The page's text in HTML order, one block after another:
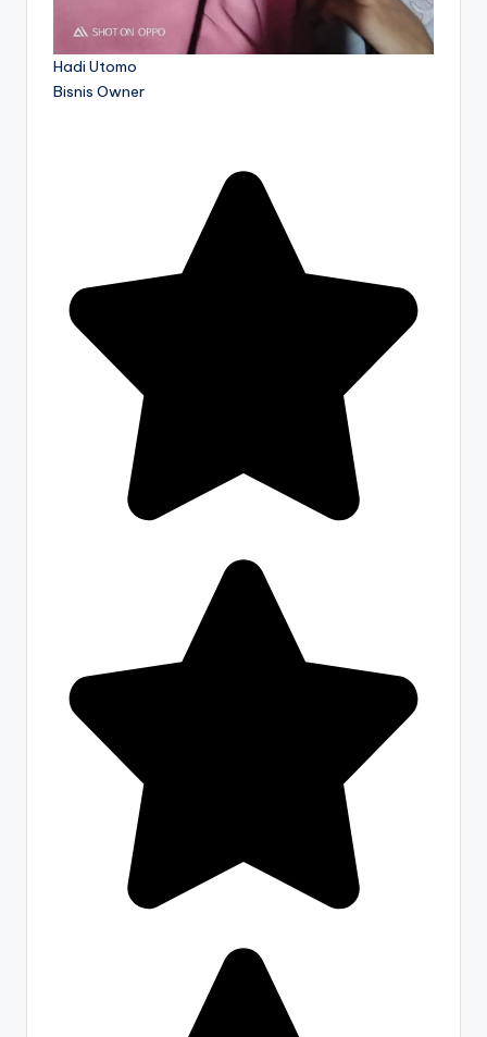
Hadi Utomo
Bisnis Owner